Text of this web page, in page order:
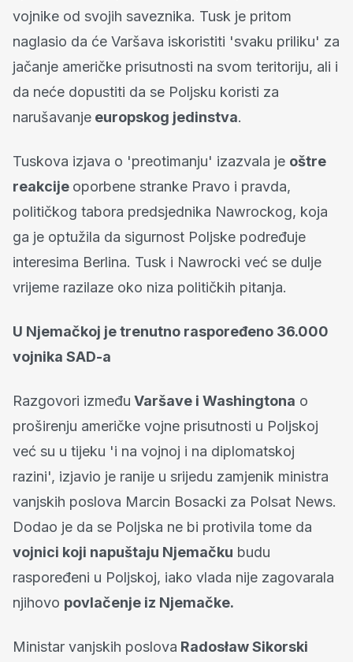
vojnike od svojih saveznika. Tusk je pritom
naglasio da će Varšava iskoristiti 'svaku priliku' za
jačanje američke prisutnosti na svom teritoriju, ali i
da neće dopustiti da se Poljsku koristi za
narušavanje europskog jedinstva.
Tuskova izjava o 'preotimanju' izazvala je oštre
reakcije oporbene stranke Pravo i pravda,
političkog tabora predsjednika Nawrockog, koja
ga je optužila da sigurnost Poljske podređuje
interesima Berlina. Tusk i Nawrocki već se dulje
vrijeme razilaze oko niza političkih pitanja.
U Njemačkoj je trenutno raspoređeno 36.000
vojnika SAD-a
Razgovori između Varšave i Washingtona o
proširenju američke vojne prisutnosti u Poljskoj
već su u tijeku 'i na vojnoj i na diplomatskoj
razini', izjavio je ranije u srijedu zamjenik ministra
vanjskih poslova Marcin Bosacki za Polsat News.
Dodao je da se Poljska ne bi protivila tome da
vojnici koji napuštaju Njemačku budu
raspoređeni u Poljskoj, iako vlada nije zagovarala
njihovo povlačenje iz Njemačke.
Ministar vanjskih poslova Radosław Sikorski